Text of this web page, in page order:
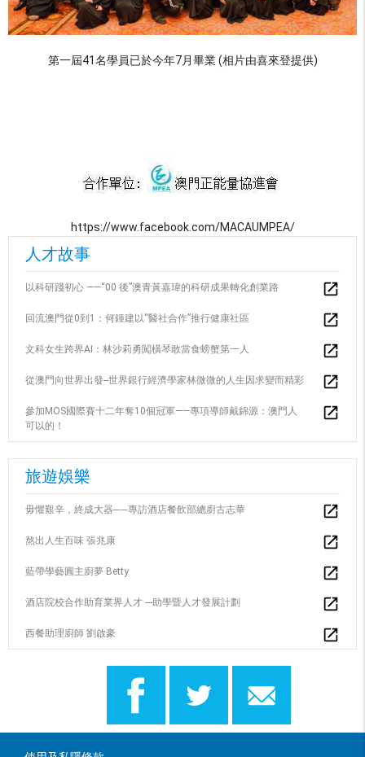
第一屆41名學員已於今年7月畢業 (相片由喜來登提供)
https://www.facebook.com/MACAUMPEA/
人才故事
以科研踐初心 ——“00 後”澳青黃嘉瑋的科研成果轉化創業路
回流澳門從0到1：何鍾建以“醫社合作”推行健康社區
文科女生跨界AI：林沙莉勇闖橫琴敢當食螃蟹第一人
從澳門向世界出發--世界銀行經濟學家林微微的人生因求變而精彩
參加MOS國際賽十二年奪10個冠軍——專項導師戴錦源：澳門人
可以的！
旅遊娛樂
毋懼艱辛，終成大器──專訪酒店餐飲部總廚古志華
熬出人生百味 張兆康
藍帶學藝圓主廚夢 Betty
酒店院校合作助育業界人才 ---助學暨人才發展計劃
西餐助理廚師 劉啟豪